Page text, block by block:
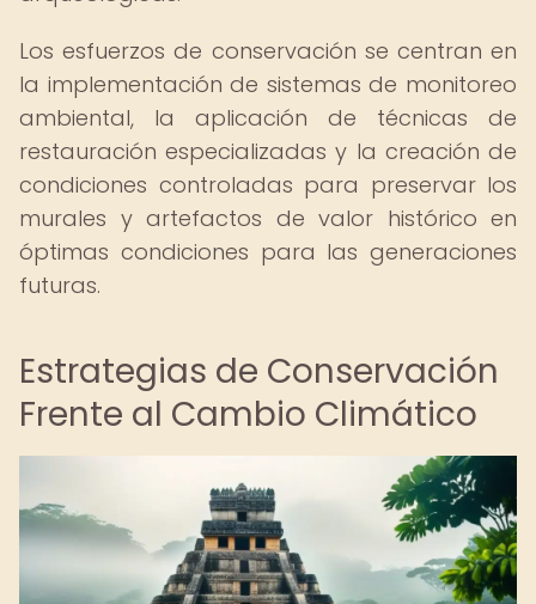
Los esfuerzos de conservación se centran en
la implementación de sistemas de monitoreo
ambiental, la aplicación de técnicas de
restauración especializadas y la creación de
condiciones controladas para preservar los
murales y artefactos de valor histórico en
óptimas condiciones para las generaciones
futuras.
Estrategias de Conservación
Frente al Cambio Climático